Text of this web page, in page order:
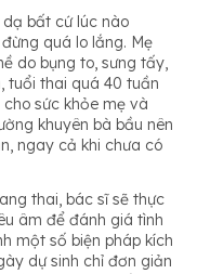
bất cứ lúc nào
quá lo lắng. Mẹ
do bụng to, sưng tấy,
tuổi thai quá 40 tuần
sức khỏe mẹ và
khuyên bà bầu nên
ngay cả khi chưa có
thai, bác sĩ sẽ thực
âm để đánh giá tình
một số biện pháp kích
dự sinh chỉ đơn giản